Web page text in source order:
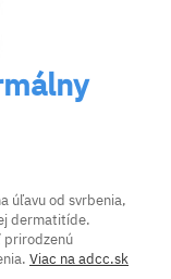
úľavu od svrbenia,
dermatitíde.
prirodzenú
Viac na adcc.sk